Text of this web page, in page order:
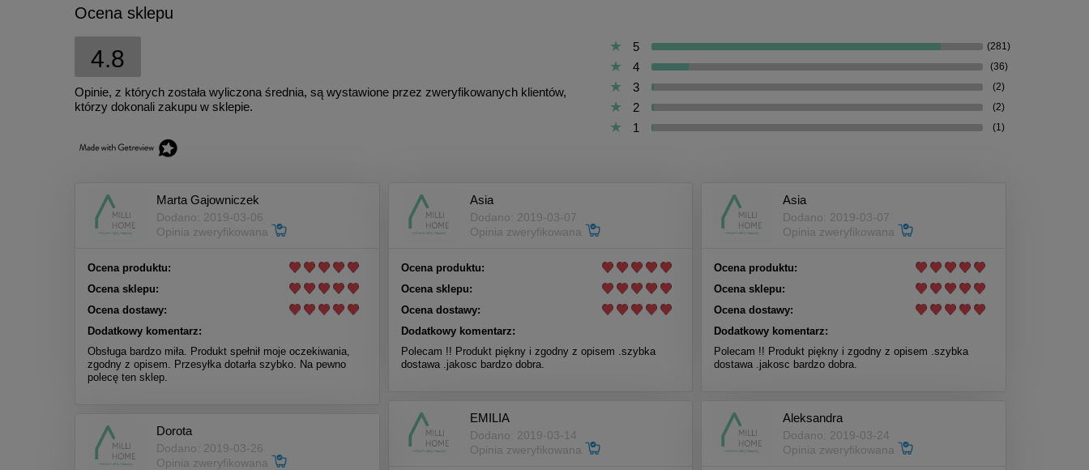
Ocena sklepu
4.8
Opinie, z których została wyliczona średnia, są wystawione przez zweryfikowanych klientów,
którzy dokonali zakupu w sklepie.
5 (281)
4 (36)
3 (2)
2 (2)
1 (1)
Marta Gajowniczek
Dodano: 2019-03-06
Opinia zweryfikowana
Ocena produktu:
Ocena sklepu:
Ocena dostawy:
Dodatkowy komentarz:
Obsługa bardzo miła. Produkt spełnił moje oczekiwania,
zgodny z opisem. Przesyłka dotarła szybko. Na pewno
polecę ten sklep.
Asia
Dodano: 2019-03-07
Opinia zweryfikowana
Ocena produktu:
Ocena sklepu:
Ocena dostawy:
Dodatkowy komentarz:
Polecam !! Produkt piękny i zgodny z opisem .szybka
dostawa .jakosc bardzo dobra.
Asia
Dodano: 2019-03-07
Opinia zweryfikowana
Ocena produktu:
Ocena sklepu:
Ocena dostawy:
Dodatkowy komentarz:
Polecam !! Produkt piękny i zgodny z opisem .szybka
dostawa .jakosc bardzo dobra.
EMILIA
Dodano: 2019-03-14
Opinia zweryfikowana
Aleksandra
Dodano: 2019-03-24
Opinia zweryfikowana
Dorota
Dodano: 2019-03-26
Opinia zweryfikowana